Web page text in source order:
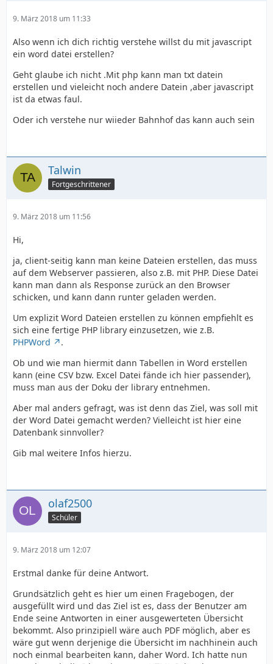
9. März 2018 um 11:33
Also wenn ich dich richtig verstehe willst du mit javascript
ein word datei erstellen?
Geht glaube ich nicht .Mit php kann man txt datein
erstellen und vieleicht noch andere Datein ,aber javascript
ist da etwas faul.
Oder ich verstehe nur wiieder Bahnhof das kann auch sein
Talwin
Fortgeschrittener
9. März 2018 um 11:56
Hi,
ja, client-seitig kann man keine Dateien erstellen, das muss
auf dem Webserver passieren, also z.B. mit PHP. Diese Datei
kann man dann als Response zurück an den Browser
schicken, und kann dann runter geladen werden.
Um explizit Word Dateien erstellen zu können empfiehlt es
sich eine fertige PHP library einzusetzen, wie z.B.
PHPWord
.
Ob und wie man hiermit dann Tabellen in Word erstellen
kann (eine CSV bzw. Excel Datei fände ich hier passender),
muss man aus der Doku der library entnehmen.
Aber mal anders gefragt, was ist denn das Ziel, was soll mit
der Word Datei gemacht werden? Vielleicht ist hier eine
Datenbank sinnvoller?
Gib mal weitere Infos hierzu.
olaf2500
Schüler
9. März 2018 um 12:07
Erstmal danke für deine Antwort.
Grundsätzlich geht es hier um einen Fragebogen, der
ausgefüllt wird und das Ziel ist es, dass der Benutzer am
Ende seine Antworten in einer ausgewerteten Übersicht
bekommt. Also prinzipiell wäre auch PDF möglich, aber es
wäre gut wenn derjenige die Übersicht im nachhinein auch
noch einmal bearbeiten kann, daher Word. Ich hatte nun